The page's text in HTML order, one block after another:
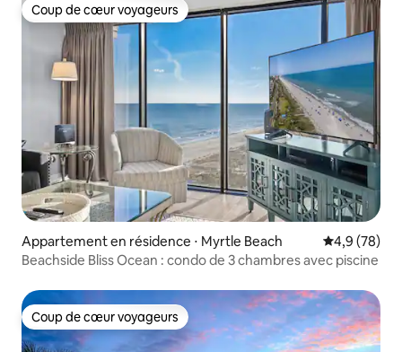
Coup de cœur voyageurs
Coup de cœur voyageurs
Appartement en résidence ⋅ Myrtle Beach Évaluation
4,9 (78)
Beachside Bliss Ocean : condo de 3 chambres avec piscine
Coup de cœur voyageurs
Coup de cœur voyageurs